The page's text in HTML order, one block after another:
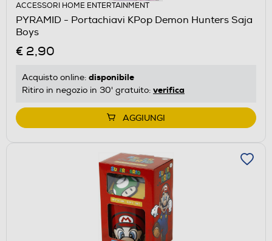
ACCESSORI HOME ENTERTAINMENT
PYRAMID - Portachiavi KPop Demon Hunters Saja
Boys
€ 2,90
Acquisto online: disponibile
Ritiro in negozio in 30' gratuito: verifica
AGGIUNGI